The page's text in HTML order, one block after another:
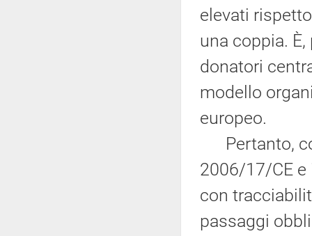
elevati
una coppia.
donatori
modello
europeo.
Pertanto,
2006/17/CE e
con
passaggi